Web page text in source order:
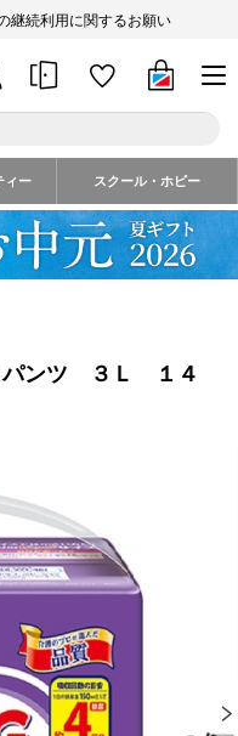
継続利用に関するお願い
ィー スクール・ホビー
パンツ ３Ｌ １４